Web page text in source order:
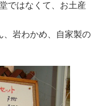
ではなくて、お土産
、岩わかめ、自家製の